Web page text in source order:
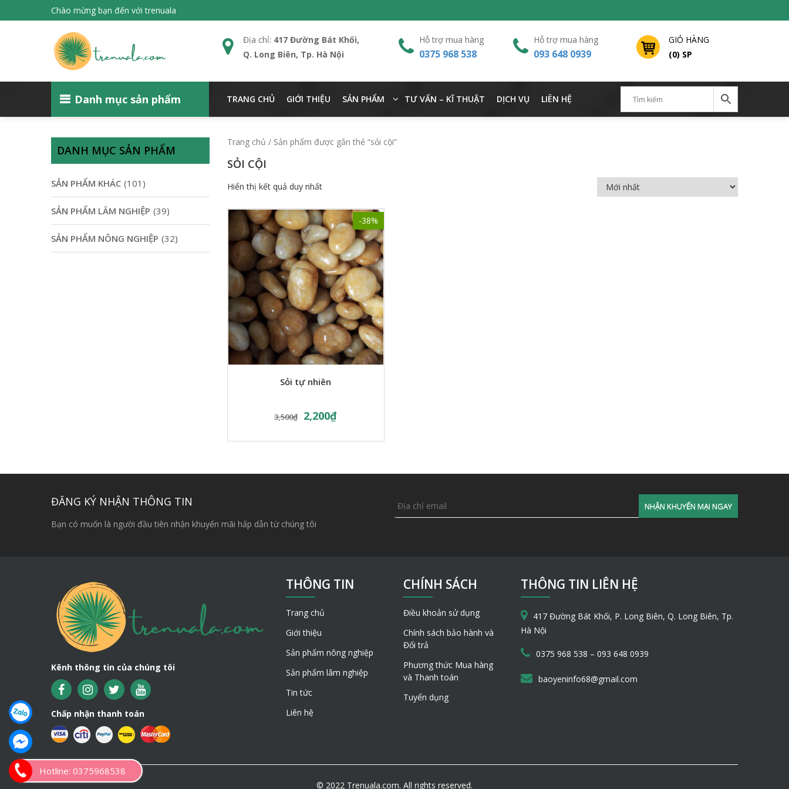
Chào mừng bạn đến với trenuala
GIỎ HÀNG
(0) SP
Địa chỉ: 417 Đường Bát Khối,
Q. Long Biên, Tp. Hà Nội
Hỗ trợ mua hàng
0375 968 538
Hỗ trợ mua hàng
093 648 0939
Danh mục sản phẩm TRANG CHỦ GIỚI THIỆU SẢN PHẨM TƯ VẤN – KĨ THUẬT DỊCH VỤ LIÊN HỆ
Trang chủ / Sản phẩm được gắn thẻ “sỏi cội”
SỎI CỘI
Hiển thị kết quả duy nhất
-38%
Sỏi tự nhiên
3,500₫ 2,200₫
DANH MỤC SẢN PHẨM
SẢN PHẨM KHÁC (101)
SẢN PHẨM LÂM NGHIỆP (39)
SẢN PHẨM NÔNG NGHIỆP (32)
ĐĂNG KÝ NHẬN THÔNG TIN
Bạn có muốn là người đầu tiên nhận khuyến mãi hấp dẫn từ chúng tôi
Kênh thông tin của chúng tôi
Chấp nhận thanh toán
THÔNG TIN
Trang chủ
Giới thiệu
Sản phẩm nông nghiệp
Sản phẩm lâm nghiệp
Tin tức
Liên hệ
CHÍNH SÁCH
Điều khoản sử dụng
Chính sách bảo hành và
Đổi trả
Phương thức Mua hàng
và Thanh toán
Tuyển dụng
THÔNG TIN LIÊN HỆ
417 Đường Bát Khối, P. Long Biên, Q. Long Biên, Tp.
Hà Nội
0375 968 538 – 093 648 0939
baoyeninfo68@gmail.com
© 2022 Trenuala.com. All rights reserved.
Hotline: 0375968538